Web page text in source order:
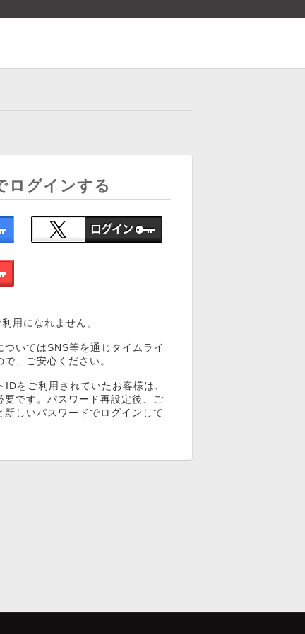
ログインする
用になれません。
いてはSNS等を通じタイムライ
、ご安心ください。
をご利用されていたお客様は、
要です。パスワード再設定後、ご
しいパスワードでログインして